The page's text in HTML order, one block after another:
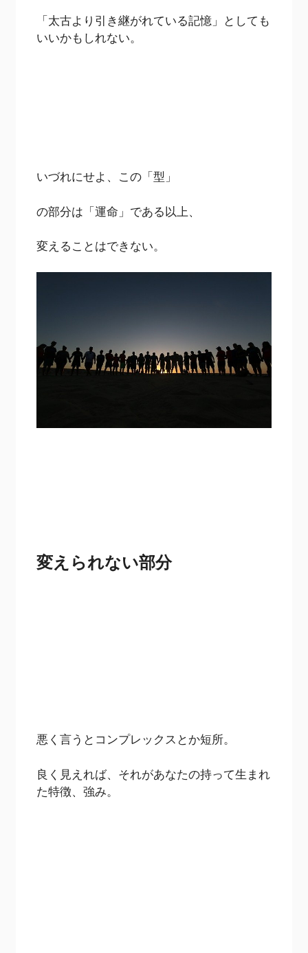
「太古より引き継がれている記憶」としても
いいかもしれない。
いづれにせよ、この「型」
の部分は「運命」である以上、
変えることはできない。
変えられない部分
悪く言うとコンプレックスとか短所。
良く見えれば、それがあなたの持って生まれ
た特徴、強み。